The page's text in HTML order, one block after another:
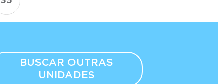
BUSCAR OUTRAS
UNIDADES